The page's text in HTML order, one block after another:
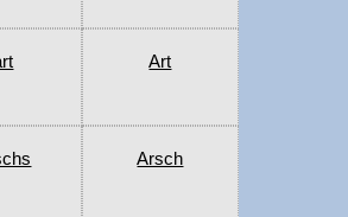
Art
Arsch